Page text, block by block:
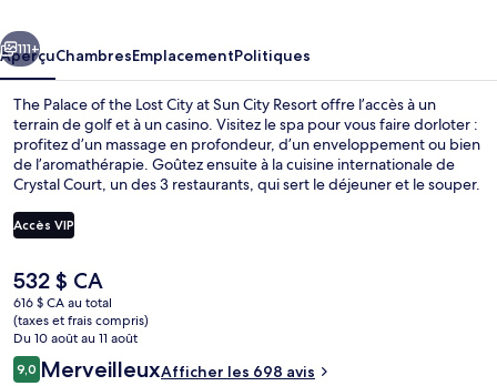
the
Lost
City
at
Sun
City
Resort
Suivant
111+
AperçuChambresEmplacementPolitiques
The Palace of the Lost City at Sun City Resort offre l’accès à un
terrain de golf et à un casino. Visitez le spa pour vous faire dorloter :
profitez d’un massage en profondeur, d’un enveloppement ou bien
de l’aromathérapie. Goûtez ensuite à la cuisine internationale de
Crystal Court, un des 3 restaurants, qui sert le déjeuner et le souper.
gratuit, une piscine extérieure et une boîte de nuit. Les autres
voyageurs adorent le personnel serviable.
Accès VIP
Le
prix
actuel
est
de 532 $ CA
532 $ CA
616 $ CA au total
(taxes et frais compris)
Du 10 août au 11 août
Avis
9,09,0 sur 10 –
MerveilleuxAfficher les 698 avis